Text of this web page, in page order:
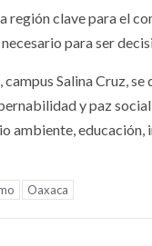
clave para el
para ser
Salina Cruz,
y paz
ambiente,
Oaxaca